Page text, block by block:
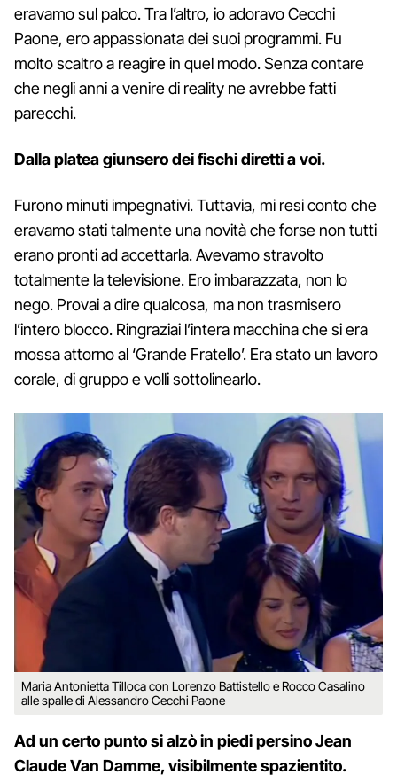
eravamo sul palco. Tra l’altro, io adoravo Cecchi
Paone, ero appassionata dei suoi programmi. Fu
molto scaltro a reagire in quel modo. Senza contare
che negli anni a venire di reality ne avrebbe fatti
parecchi.
Dalla platea giunsero dei fischi diretti a voi.
Furono minuti impegnativi. Tuttavia, mi resi conto che
eravamo stati talmente una novità che forse non tutti
erano pronti ad accettarla. Avevamo stravolto
totalmente la televisione. Ero imbarazzata, non lo
nego. Provai a dire qualcosa, ma non trasmisero
l’intero blocco. Ringraziai l’intera macchina che si era
mossa attorno al ‘Grande Fratello’. Era stato un lavoro
corale, di gruppo e volli sottolinearlo.
Maria Antonietta Tilloca con Lorenzo Battistello e Rocco Casalino
alle spalle di Alessandro Cecchi Paone
Ad un certo punto si alzò in piedi persino Jean
Claude Van Damme, visibilmente spazientito.